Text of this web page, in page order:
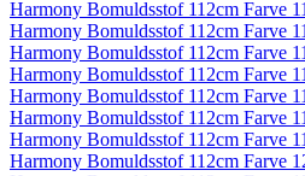
Harmony Bomuldsstof 112cm Farve
Harmony Bomuldsstof 112cm Farve
Harmony Bomuldsstof 112cm Farve
Harmony Bomuldsstof 112cm Farve
Harmony Bomuldsstof 112cm Farve
Harmony Bomuldsstof 112cm Farve
Harmony Bomuldsstof 112cm Farve
Harmony Bomuldsstof 112cm Farve